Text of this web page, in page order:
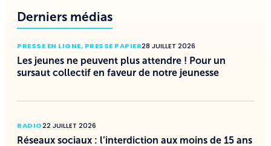
Derniers médias
PRESSE EN LIGNE, PRESSE PAPIER28 JUILLET 2026
Les jeunes ne peuvent plus attendre ! Pour un
sursaut collectif en faveur de notre jeunesse
RADIO22 JUILLET 2026
Réseaux sociaux : l’interdiction aux moins de 15 ans